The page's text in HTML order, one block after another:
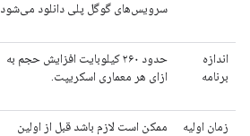
سرویس‌های گوگل پلی دانلود می‌شود.
اندازه
برنامه
حدود ۲۶۰ کیلوبایت افزایش حجم به
ازای هر معماری اسکریپت.
زمان اولیه
ممکن است لازم باشد قبل از اولین